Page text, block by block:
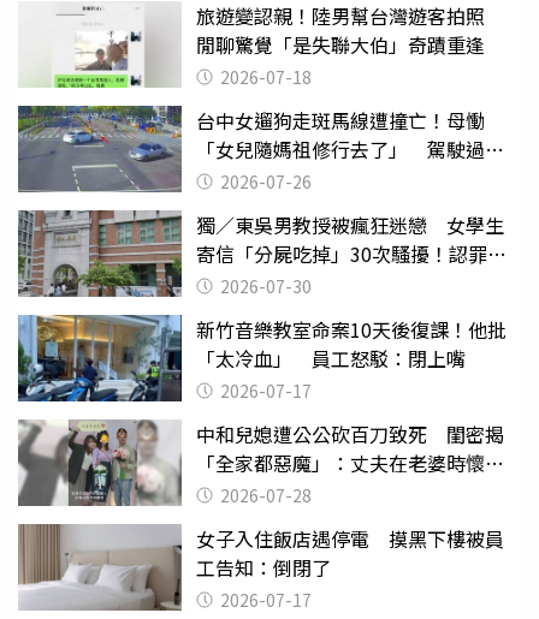
旅遊變認親！陸男幫台灣遊客拍照
閒聊驚覺「是失聯大伯」奇蹟重逢
2026-07-18
台中女遛狗走斑馬線遭撞亡！母慟
「女兒隨媽祖修行去了」 駕駛過失
致死判9月
2026-07-26
獨／東吳男教授被瘋狂迷戀 女學生
寄信「分屍吃掉」30次騷擾！認罪免
關 2026-07-30
新竹音樂教室命案10天後復課！他批
「太冷血」 員工怒駁：閉上嘴
2026-07-17
中和兒媳遭公公砍百刀致死 閨密揭
「全家都惡魔」：丈夫在老婆時懷孕
摔東西
2026-07-28
女子入住飯店遇停電 摸黑下樓被員
工告知：倒閉了
2026-07-17